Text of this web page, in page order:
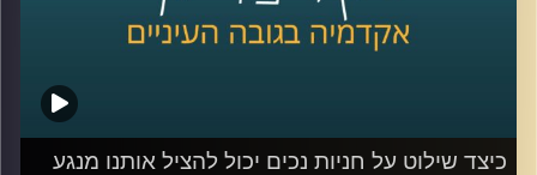
כיצד שילוט על חניות נכים יכול להציל אותנו מנגע